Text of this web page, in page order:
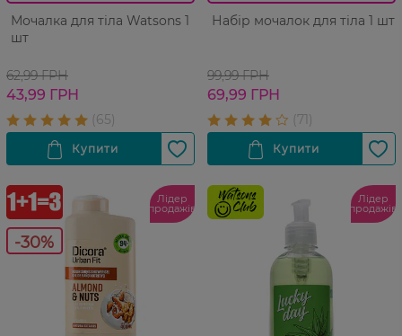
Мочалка для тіла Watsons 1
шт
62,99 ГРН
43,99 ГРН
Набір мочалок для тіла 1 шт
99,99 ГРН
69,99 ГРН
-30%
Лідер
продажів
Лідер
продажів